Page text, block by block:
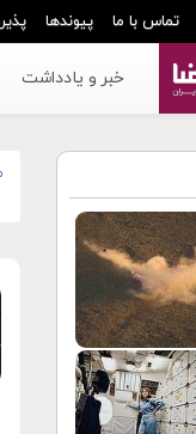
تماس با ما پیوندها
خبر و یادداشت